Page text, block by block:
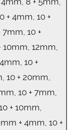
+ 4mm, 10 +
7mm, 10 +
10mm, 12mm,
10 +
10 + 20mm,
10 + 7mm,
+ 10mm,
+ 4mm, 10 +